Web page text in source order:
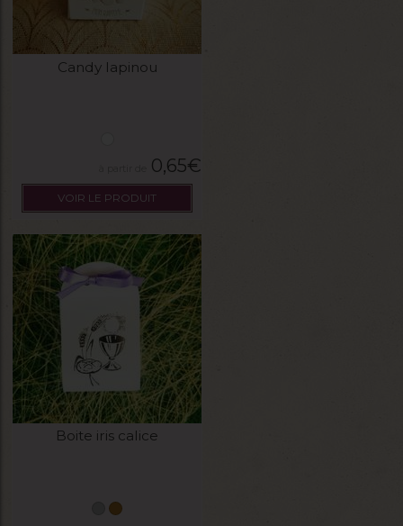
Candy lapinou
0,65€
VOIR LE PRODUIT
Boite iris calice